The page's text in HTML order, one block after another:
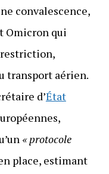
convalescence,
Omicron qui
restriction,
transport aérien.
d’État
« protocole
place, estimant